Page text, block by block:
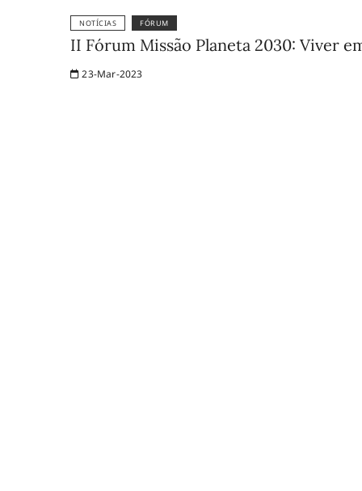
NOTÍCIAS FÓRUM
II Fórum Missão Planeta 2030: Viver
23-Mar-2023